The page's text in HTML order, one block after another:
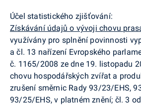
Účel statistického zjišťování:
Získávání údajů o vývoji chovu
využívány pro splnění povinnosti
a čl. 13 nařízení Evropského
č. 1165/2008 ze dne 19. listopadu
chovu hospodářských zvířat a
zrušení směrnic Rady 93/23/EHS,
93/25/EHS, v platném znění; čl. 3